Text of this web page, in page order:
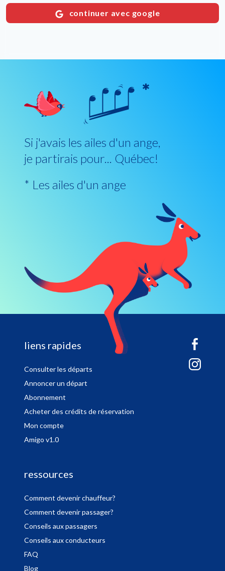
continuer avec google
Si j'avais les ailes d'un ange,
je partirais pour... Québec!
* Les ailes d'un ange
sitemap
liens rapides
Consulter les départs
Annoncer un départ
Abonnement
Acheter des crédits de réservation
Mon compte
Amigo v1.0
ressources
Comment devenir chauffeur?
Comment devenir passager?
Conseils aux passagers
Conseils aux conducteurs
FAQ
Blog